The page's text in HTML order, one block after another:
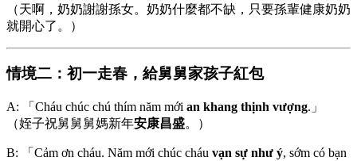
（天啊，奶奶謝謝孫女。奶奶什麼都不缺，只要孫輩健康奶奶
就開心了。）
情境二：初一走春，給舅舅家孩子紅包
A: 「Cháu chúc chú thím năm mới an khang thịnh vượng.」
（姪子祝舅舅舅媽新年安康昌盛。）
B: 「Cảm ơn cháu. Năm mới chúc cháu vạn sự như ý, sớm có bạn